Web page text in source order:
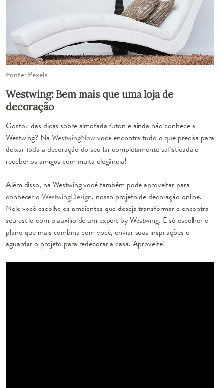
Fonte: Pexels
Westwing: Bem mais que uma loja de
decoração
Gostou das dicas sobre almofada futon e ainda não conhece a
Westwing? Na WestwingNow você encontra tudo o que precisa para
deixar toda a decoração do seu lar completamente sofisticada e
receber os amigos com muita elegância!
Além disso, na Westwing você também pode aproveitar para
conhecer o WestwingDesign, nosso projeto de decoração online.
Nele você escolhe os ambientes que deseja transformar e encontra
seu estilo com o auxílio de um expert by Westwing. É só escolher o
plano que mais combina com você, enviar suas inspirações e
aguardar o projeto para redecorar a casa. Aproveite!